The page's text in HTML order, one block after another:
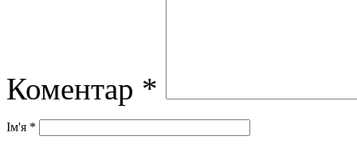
Коментар *
Ім'я *